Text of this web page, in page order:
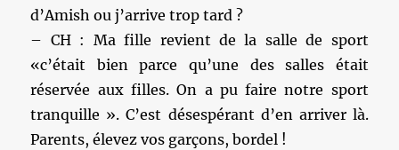
d’Amish ou j’arrive trop tard ?
– CH : Ma fille revient de la salle de sport
«c’était bien parce qu’une des salles était
réservée aux filles. On a pu faire notre sport
tranquille ». C’est désespérant d’en arriver là.
Parents, élevez vos garçons, bordel !